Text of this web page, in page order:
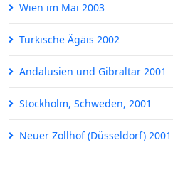
Wien im Mai 2003
Türkische Ägäis 2002
Andalusien und Gibraltar 2001
Stockholm, Schweden, 2001
Neuer Zollhof (Düsseldorf) 2001